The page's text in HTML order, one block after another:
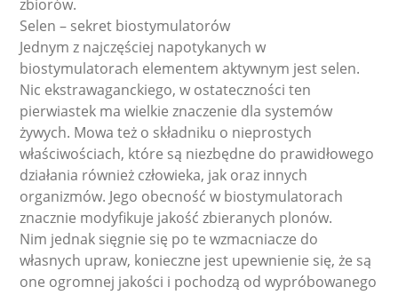
zbiorów.
Selen – sekret biostymulatorów
Jednym z najczęściej napotykanych w
biostymulatorach elementem aktywnym jest selen.
Nic ekstrawaganckiego, w ostateczności ten
pierwiastek ma wielkie znaczenie dla systemów
żywych. Mowa też o składniku o nieprostych
właściwościach, które są niezbędne do prawidłowego
działania również człowieka, jak oraz innych
organizmów. Jego obecność w biostymulatorach
znacznie modyfikuje jakość zbieranych plonów.
Nim jednak sięgnie się po te wzmacniacze do
własnych upraw, konieczne jest upewnienie się, że są
one ogromnej jakości i pochodzą od wypróbowanego